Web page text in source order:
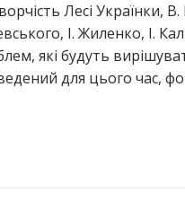
Лесі Українки,
І. Жиленко, І.
які будуть
для цього час,